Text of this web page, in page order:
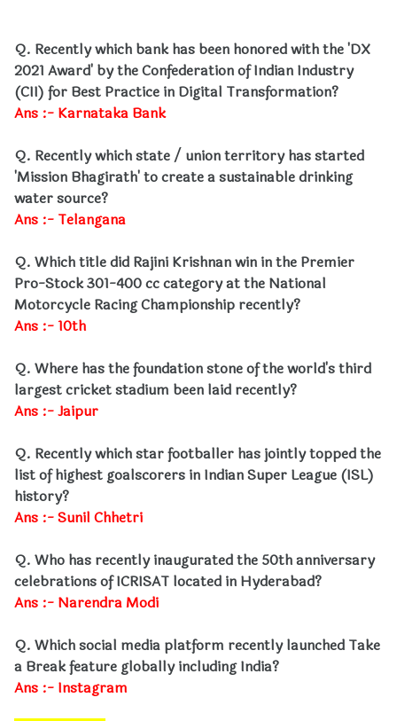
Q. Recently which bank has been honored with the 'DX
2021 Award' by the Confederation of Indian Industry
(CII) for Best Practice in Digital Transformation?
Ans :- Karnataka Bank
Q. Recently which state / union territory has started
'Mission Bhagirath' to create a sustainable drinking
water source?
Ans :- Telangana
Q. Which title did Rajini Krishnan win in the Premier
Pro-Stock 301-400 cc category at the National
Motorcycle Racing Championship recently?
Ans :- 10th
Q. Where has the foundation stone of the world's third
largest cricket stadium been laid recently?
Ans :- Jaipur
Q. Recently which star footballer has jointly topped the
list of highest goalscorers in Indian Super League (ISL)
history?
Ans :- Sunil Chhetri
Q. Who has recently inaugurated the 50th anniversary
celebrations of ICRISAT located in Hyderabad?
Ans :- Narendra Modi
Q. Which social media platform recently launched Take
a Break feature globally including India?
Ans :- Instagram